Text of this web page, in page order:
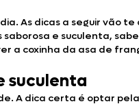
As dicas a seguir vão
e suculenta,
a coxinha da asa de
suculenta
A dica certa é optar pela